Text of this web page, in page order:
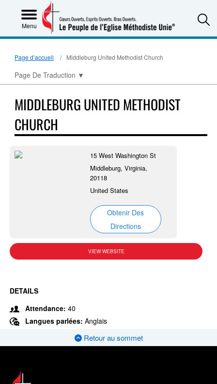
Menu
Page d’accueil Middleburg United Methodist Church
Page De Traduction ▼
MIDDLEBURG UNITED METHODIST
CHURCH
15 West Washington St
Middleburg, Virginia,
20118
United States
Obtenir Des
Directions
VIEW WEBSITE
DETAILS
Attendance: 40
Langues parlées: Anglais
Retour au sommet